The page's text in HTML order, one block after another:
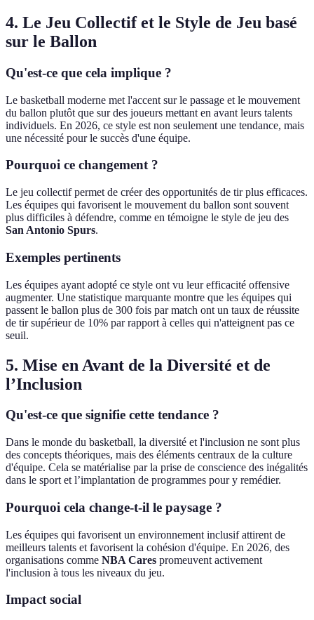
4. Le Jeu Collectif et le Style de Jeu basé
sur le Ballon
Qu'est-ce que cela implique ?
Le basketball moderne met l'accent sur le passage et le mouvement
du ballon plutôt que sur des joueurs mettant en avant leurs talents
individuels. En 2026, ce style est non seulement une tendance, mais
une nécessité pour le succès d'une équipe.
Pourquoi ce changement ?
Le jeu collectif permet de créer des opportunités de tir plus efficaces.
Les équipes qui favorisent le mouvement du ballon sont souvent
plus difficiles à défendre, comme en témoigne le style de jeu des
San Antonio Spurs.
Exemples pertinents
Les équipes ayant adopté ce style ont vu leur efficacité offensive
augmenter. Une statistique marquante montre que les équipes qui
passent le ballon plus de 300 fois par match ont un taux de réussite
de tir supérieur de 10% par rapport à celles qui n'atteignent pas ce
seuil.
5. Mise en Avant de la Diversité et de
l’Inclusion
Qu'est-ce que signifie cette tendance ?
Dans le monde du basketball, la diversité et l'inclusion ne sont plus
des concepts théoriques, mais des éléments centraux de la culture
d'équipe. Cela se matérialise par la prise de conscience des inégalités
dans le sport et l’implantation de programmes pour y remédier.
Pourquoi cela change-t-il le paysage ?
Les équipes qui favorisent un environnement inclusif attirent de
meilleurs talents et favorisent la cohésion d'équipe. En 2026, des
organisations comme NBA Cares promeuvent activement
l'inclusion à tous les niveaux du jeu.
Impact social